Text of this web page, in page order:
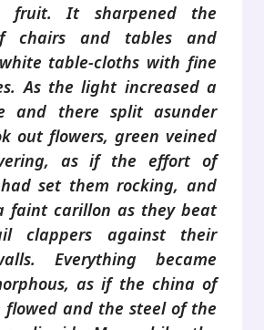
fruit. It sharpened the
chairs and tables and
table-cloths with fine
As the light increased a
and there split asunder
out flowers, green veined
as if the effort of
set them rocking, and
faint carillon as they beat
clappers against their
Everything became
as if the china of
and the steel of the